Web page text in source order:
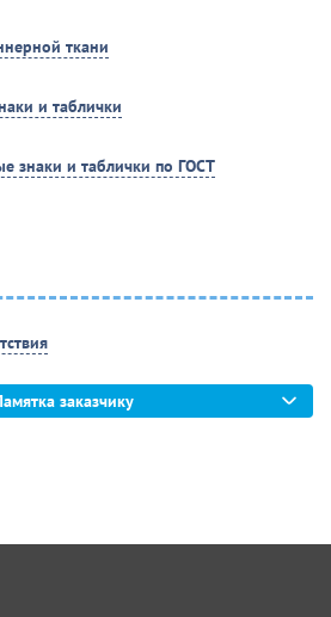
ткани
и таблички
знаки и таблички по ГОСТ
заказчику